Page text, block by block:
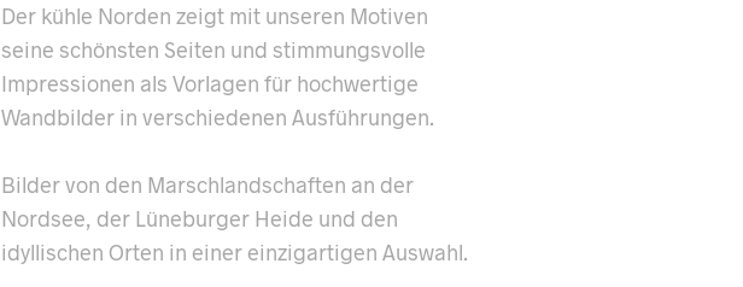
Der kühle Norden zeigt mit unseren Motiven
seine schönsten Seiten und stimmungsvolle
Impressionen als Vorlagen für hochwertige
Wandbilder in verschiedenen Ausführungen.
Bilder von den Marschlandschaften an der
Nordsee, der Lüneburger Heide und den
idyllischen Orten in einer einzigartigen Auswahl.